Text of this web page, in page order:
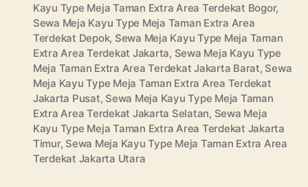
Kayu Type Meja Taman Extra Area Terdekat Bogor,
Sewa Meja Kayu Type Meja Taman Extra Area
Terdekat Depok, Sewa Meja Kayu Type Meja Taman
Extra Area Terdekat Jakarta, Sewa Meja Kayu Type
Meja Taman Extra Area Terdekat Jakarta Barat, Sewa
Meja Kayu Type Meja Taman Extra Area Terdekat
Jakarta Pusat, Sewa Meja Kayu Type Meja Taman
Extra Area Terdekat Jakarta Selatan, Sewa Meja
Kayu Type Meja Taman Extra Area Terdekat Jakarta
Timur, Sewa Meja Kayu Type Meja Taman Extra Area
Terdekat Jakarta Utara